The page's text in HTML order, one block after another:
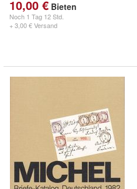
10,00 € Bieten
Noch 1 Tag 12 Std.
+ 3,00 € Versand